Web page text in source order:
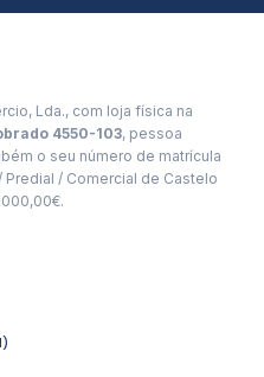
Lda., com loja física na
4550-103, pessoa
o seu número de matrícula
/ Comercial de Castelo